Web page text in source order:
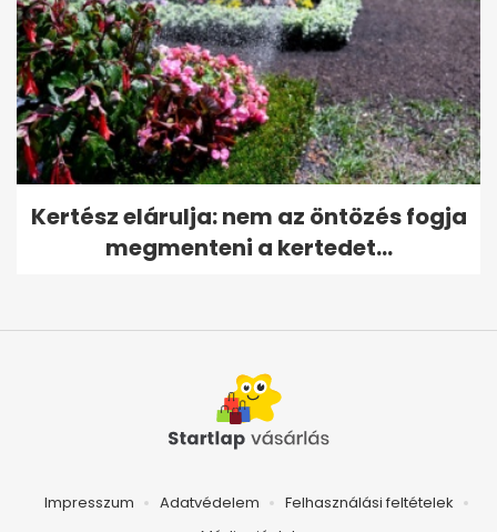
Kertész elárulja: nem az öntözés fogja
megmenteni a kertedet...
Impresszum Adatvédelem
Felhasználási feltételek